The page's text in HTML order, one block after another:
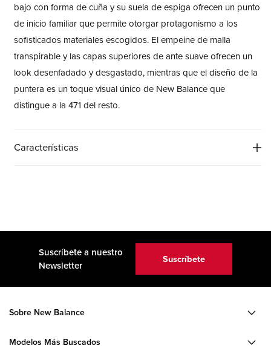
bajo con forma de cuña y su suela de espiga ofrecen un punto
de inicio familiar que permite otorgar protagonismo a los
sofisticados materiales escogidos. El empeine de malla
transpirable y las capas superiores de ante suave ofrecen un
look desenfadado y desgastado, mientras que el diseño de la
puntera es un toque visual único de New Balance que
distingue a la 471 del resto.
Características
Suscríbete a nuestro
Newsletter
Suscríbete
Sobre New Balance
Modelos Más Buscados